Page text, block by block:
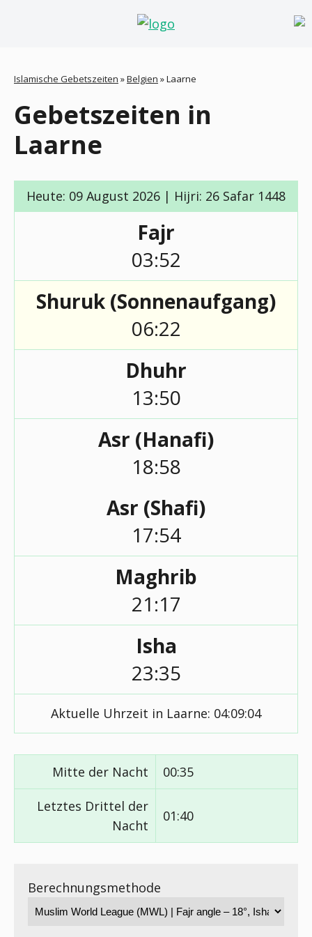
Islamische Gebetszeiten »Belgien »Laarne
Gebetszeiten in
Laarne
Heute: 09 August 2026 | Hijri: 26 Safar 1448
Fajr
03:52
Shuruk (Sonnenaufgang)
06:22
Dhuhr
13:50
Asr (Hanafi)
18:58
Asr (Shafi)
17:54
Maghrib
21:17
Isha
23:35
Aktuelle Uhrzeit in Laarne: 04:09:05
Mitte der Nacht 00:35
Letztes Drittel der
Nacht
01:40
Berechnungsmethode